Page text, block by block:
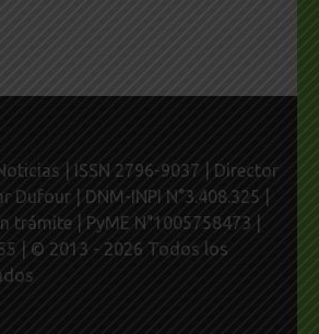
| ISSN 2796-9037 | Director
Dufour | DNM-INPI N°3.408.325 |
trámite | PyME N°1005758473 |
| © 2013 - 2026 Todos los